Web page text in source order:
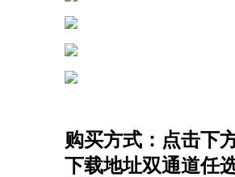
购买方式：点击下
下载地址双通道任